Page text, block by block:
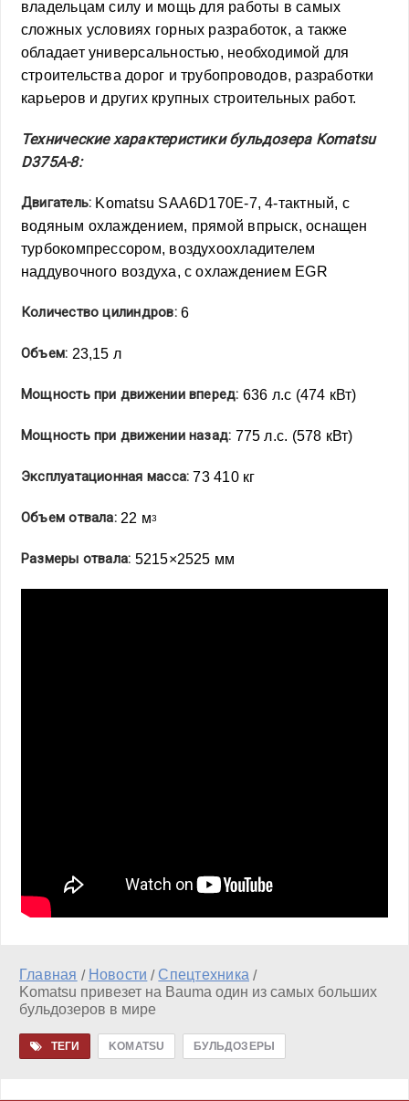
владельцам силу и мощь для работы в самых
сложных условиях горных разработок, а также
обладает универсальностью, необходимой для
строительства дорог и трубопроводов, разработки
карьеров и других крупных строительных работ.
Технические характеристики бульдозера Komatsu
D375A-8:
Двигатель: Komatsu SAA6D170E-7, 4-тактный, с
водяным охлаждением, прямой впрыск, оснащен
турбокомпрессором, воздухоохладителем
наддувочного воздуха, с охлаждением EGR
Количество цилиндров:6
Объем: 23,15 л
Мощность при движении вперед: 636 л.с (474 кВт)
Мощность при движении назад: 775 л.с. (578 кВт)
Эксплуатационная масса: 73 410 кг
Объем отвала:22 м3
Размеры отвала: 5215×2525 мм
Главная / Новости / Спецтехника /
Komatsu привезет на Bauma один из самых больших
бульдозеров в мире
ТЕГИ KOMATSU БУЛЬДОЗЕРЫ